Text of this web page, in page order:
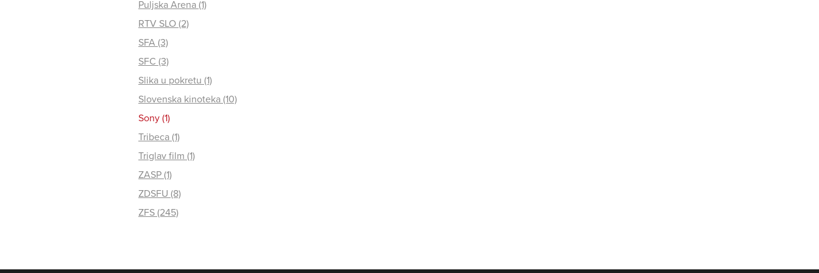
Puljska Arena (1)
RTV SLO (2)
SFA (3)
SFC (3)
Slika u pokretu (1)
Slovenska kinoteka (10)
Sony (1)
Tribeca (1)
Triglav film (1)
ZASP (1)
ZDSFU (8)
ZFS (245)